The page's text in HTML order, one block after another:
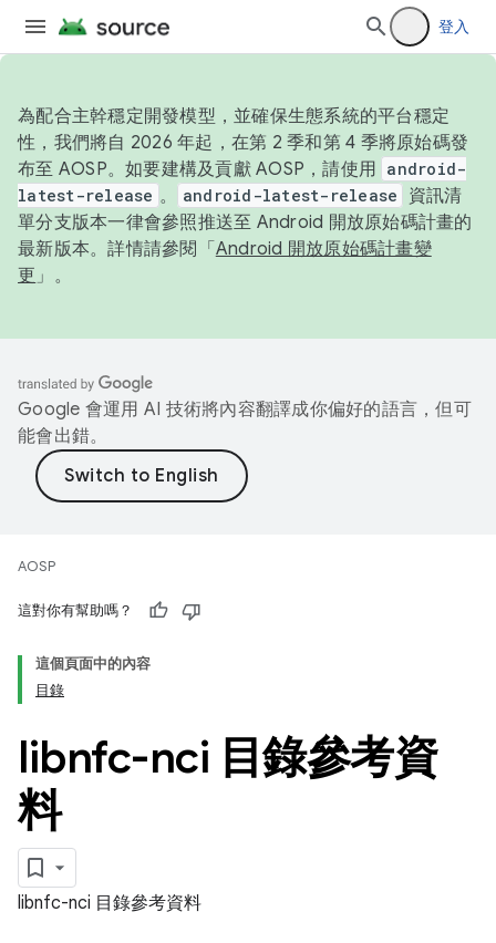
登入
為配合主幹穩定開發模型，並確保生態系統的平台穩定
性，我們將自 2026 年起，在第 2 季和第 4 季將原始碼發
布至 AOSP。如要建構及貢獻 AOSP，請使用 android-
latest-release 。 android-latest-release
資訊清
單分支版本一律會參照推送至 Android 開放原始碼計畫的
最新版本。詳情請參閱「 Android 開放原始碼計畫變
更 」。
Google 會運用 AI 技術將內容翻譯成你偏好的語言，但可
能會出錯。
AOSP
這對你有幫助嗎？
這個頁面中的內容
目錄
libnfc-nci 目錄參考資
料
libnfc-nci 目錄參考資料